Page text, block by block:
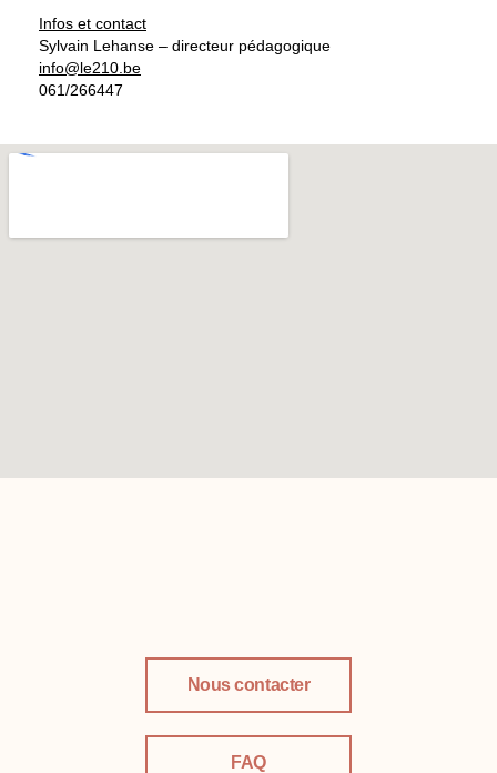
Infos et contact
Sylvain Lehanse – directeur pédagogique
info@le210.be
061/266447
Nous contacter
FAQ